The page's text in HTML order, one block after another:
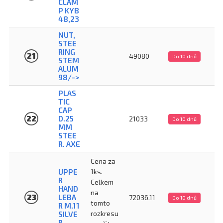
CLAM
P KYB
48,23
21
NUT,
STEE
RING
STEM
ALUM
98/->
49080 Do 10 dnů
22
PLAS
TIC
CAP
D.25
MM
STEE
R. AXE
21033 Do 10 dnů
23
UPPE
R
HAND
LEBA
R M.11
SILVE
Cena za
1ks.
Celkem
na
tomto
rozkresu
72036.11 Do 10 dnů